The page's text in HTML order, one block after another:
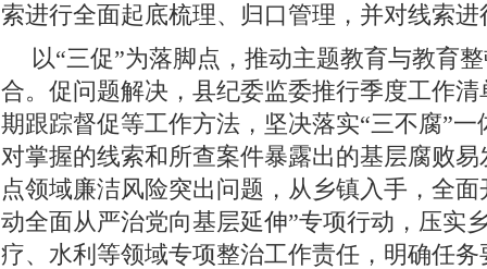
索进行全面起底梳理、归口管理，并对线索
以“三促”为落脚点，推动主题教育与教育
合。促问题解决，县纪委监委推行季度工作
期跟踪督促等工作方法，坚决落实“三不腐”
对掌握的线索和所查案件暴露出的基层腐败
点领域廉洁风险突出问题，从乡镇入手，全
动全面从严治党向基层延伸”专项行动，压实
疗、水利等领域专项整治工作责任，明确任